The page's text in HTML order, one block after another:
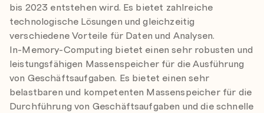
bis 2023 entstehen wird. Es bietet zahlreiche
technologische Lösungen und gleichzeitig
verschiedene Vorteile für Daten und Analysen.
In-Memory-Computing bietet einen sehr robusten und
leistungsfähigen Massenspeicher für die Ausführung
von Geschäftsaufgaben. Es bietet einen sehr
belastbaren und kompetenten Massenspeicher für die
Durchführung von Geschäftsaufgaben und die schnelle